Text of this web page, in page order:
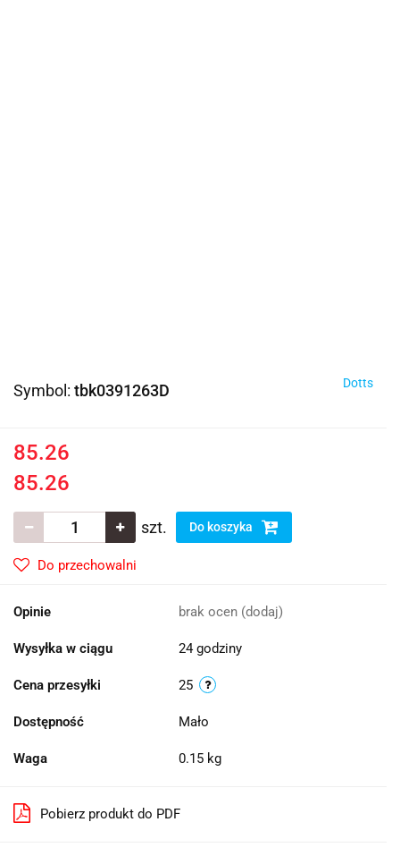
Symbol: tbk0391263D Dotts
85.26
85.26
szt. Do koszyka
Do przechowalni
Opinie brak ocen (dodaj)
Wysyłka w ciągu 24 godziny
Cena przesyłki 25
Dostępność Mało
Waga 0.15 kg
Pobierz produkt do PDF